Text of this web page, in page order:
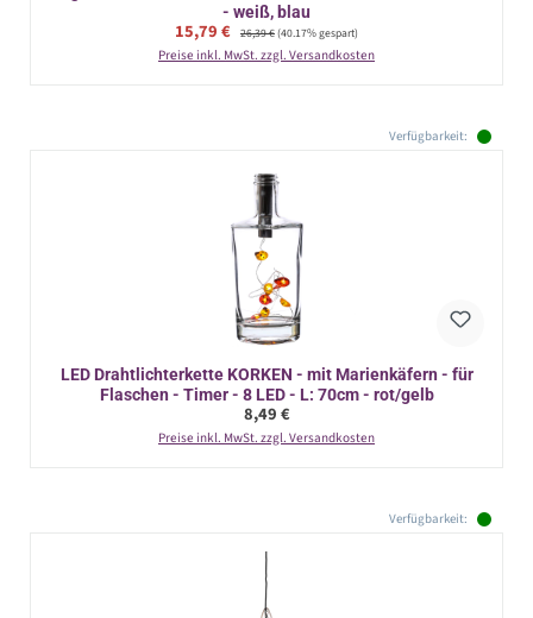
- weiß, blau
Verkaufspreis:
15,79 € Regulärer Preis:
26,39 €(40.17% gespart)
Preise inkl. MwSt. zzgl. Versandkosten
Verfügbarkeit:
LED Drahtlichterkette KORKEN - mit Marienkäfern - für
Flaschen - Timer - 8 LED - L: 70cm - rot/gelb
Regulärer Preis:
8,49 €
Preise inkl. MwSt. zzgl. Versandkosten
Verfügbarkeit: